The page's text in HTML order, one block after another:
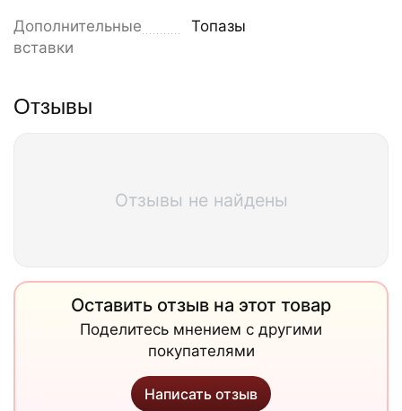
Дополнительные
вставки
Топазы
Отзывы
Отзывы не найдены
Оставить отзыв на этот товар
Поделитесь мнением с другими
покупателями
Написать отзыв